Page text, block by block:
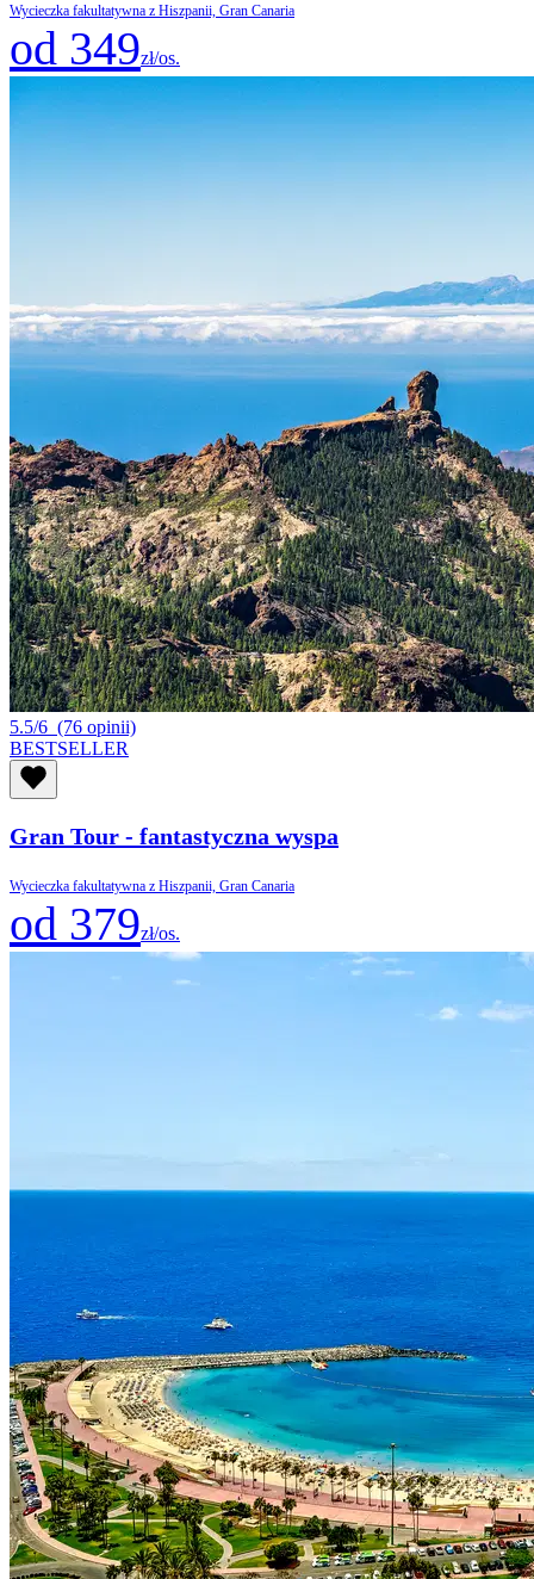
Wycieczka fakultatywna z Hiszpanii, Gran Canaria
od 349zł/os.
5.5/6 (76 opinii)
BESTSELLER
Gran Tour - fantastyczna wyspa
Wycieczka fakultatywna z Hiszpanii, Gran Canaria
od 379zł/os.